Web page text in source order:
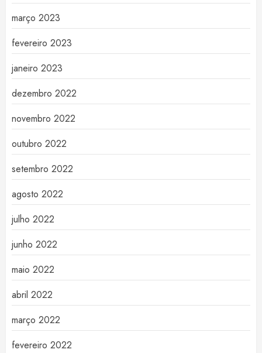
março 2023
fevereiro 2023
janeiro 2023
dezembro 2022
novembro 2022
outubro 2022
setembro 2022
agosto 2022
julho 2022
junho 2022
maio 2022
abril 2022
março 2022
fevereiro 2022